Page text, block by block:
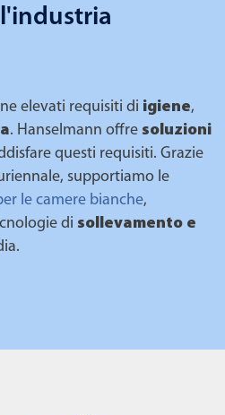
elevati requisiti di igiene,
. Hanselmann offre soluzioni
questi requisiti. Grazie
supportiamo le
le camere bianche,
di sollevamento e